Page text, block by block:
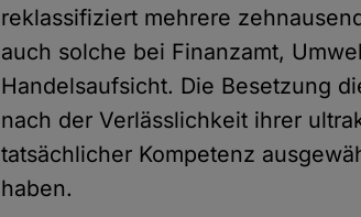
reklassifiziert mehrere
auch solche bei Finanzamt,
Handelsaufsicht. Die Besetzung
nach der Verlässlichkeit ihrer
tatsächlicher Kompetenz
haben.